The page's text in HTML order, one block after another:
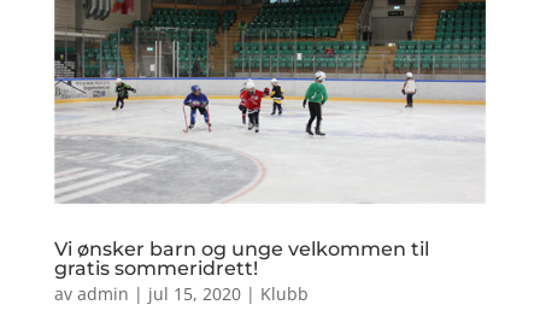
Vi ønsker barn og unge velkommen til
gratis sommeridrett!
av admin | jul 15, 2020| Klubb